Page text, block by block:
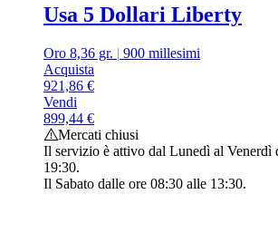
Usa 5 Dollari Liberty
Oro 8,36 gr. | 900 millesimi
Acquista
921,86 €
Vendi
899,44 €
Mercati chiusi
Il servizio è attivo dal Lunedì al Venerdì
19:30.
Il Sabato dalle ore 08:30 alle 13:30.